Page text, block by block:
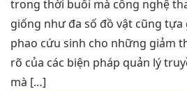
trong thời buổi mà công nghệ
giống như đa số đồ vật cũng
phao cứu sinh cho những giảm
rõ của các biện pháp quản lý
mà […]